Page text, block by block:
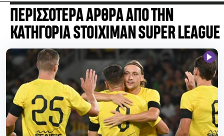
ΠΕΡΙΣΣΟΤΕΡΑ ΑΡΘΡΑ ΑΠΟ ΤΗΝ
ΚΑΤΗΓΟΡΙΑ STOIXIMAN SUPER LEAGUE